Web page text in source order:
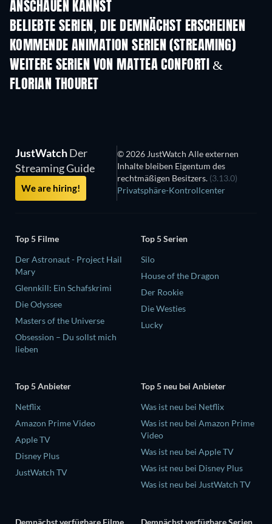
ANSCHAUEN KANNST
Serie
BELIEBTE SERIEN, DIE DEMNÄCHST ERSCHEINEN
Serie Serie
KOMMENDE ANIMATION SERIEN (STREAMING)
Staffel 1 Staffel 1
WEITERE SERIEN VON MATTEA CONFORTI &
FLORIAN THOURET
Serie
JustWatchDer
Streaming Guide
We are hiring!
© 2026 JustWatch Alle externen
Inhalte bleiben Eigentum des
rechtmäßigen Besitzers. (3.13.0)
Privatsphäre-Kontrollcenter
Top 5 Filme
Der Astronaut - Project Hail
Mary
Glennkill: Ein Schafskrimi
Die Odyssee
Masters of the Universe
Obsession – Du sollst mich
lieben
Top 5 Serien
Silo
House of the Dragon
Der Rookie
Die Westies
Lucky
Top 5 Anbieter
Netflix
Amazon Prime Video
Apple TV
Disney Plus
JustWatch TV
Top 5 neu bei Anbieter
Was ist neu bei Netflix
Was ist neu bei Amazon Prime
Video
Was ist neu bei Apple TV
Was ist neu bei Disney Plus
Was ist neu bei JustWatch TV
Demnächst verfügbare Filme Demnächst verfügbare Serien